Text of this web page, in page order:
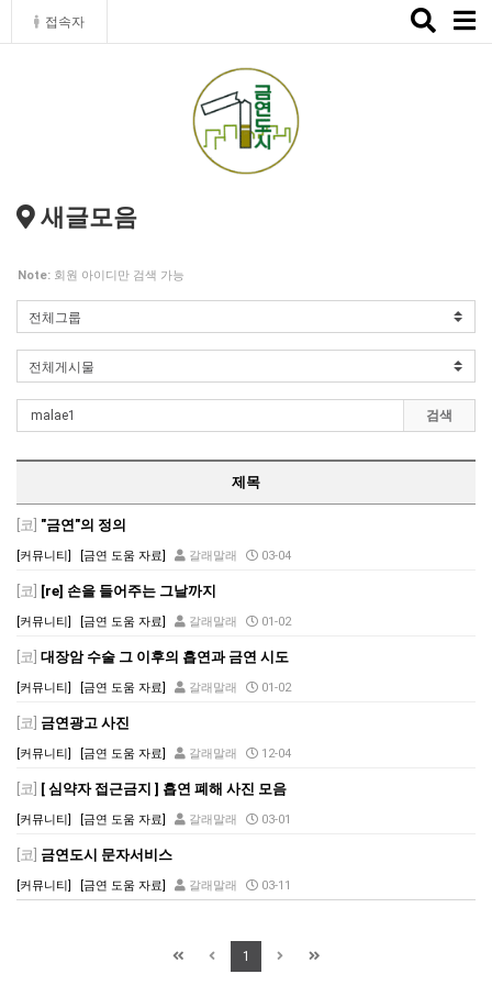
접속자
Toggle
새글모음
Note: 회원 아이디만 검색 가능
검색
제목
[코] "금연"의 정의
[커뮤니티] [금연 도움 자료] 갈래말래 03-04
[코] [re] 손을 들어주는 그날까지
[커뮤니티] [금연 도움 자료] 갈래말래 01-02
[코] 대장암 수술 그 이후의 흡연과 금연 시도
[커뮤니티] [금연 도움 자료] 갈래말래 01-02
[코] 금연광고 사진
[커뮤니티] [금연 도움 자료] 갈래말래 12-04
[코] [ 심약자 접근금지 ] 흡연 폐해 사진 모음
[커뮤니티] [금연 도움 자료] 갈래말래 03-01
[코] 금연도시 문자서비스
[커뮤니티] [금연 도움 자료] 갈래말래 03-11
1